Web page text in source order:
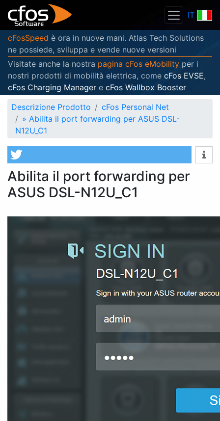
IT
cFosSpeed è ora in nuove mani. Atlas Tech Solutions
ne possiede, sviluppa e vende nuove versioni
Visitate anche la nostra pagina cFos eMobility per i
nostri prodotti di mobilità elettrica, come cFos EVSE,
cFos Charging Manager e cFos Wallbox Booster
Descrizione Prodotto
cFos Personal Net
» Abilita il port forwarding per ASUS DSL-
N12U_C1
Abilita il port forwarding per
ASUS DSL-N12U_C1